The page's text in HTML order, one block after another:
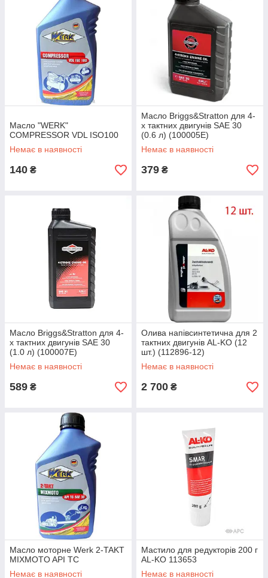
Масло "WERK"
COMPRESSOR VDL ISO100
Немає в наявності
140 ₴
Масло Briggs&Stratton для 4-
х тактних двигунів SAE 30
(0.6 л) (100005E)
Немає в наявності
379 ₴
Масло Briggs&Stratton для 4-
х тактних двигунів SAE 30
(1.0 л) (100007E)
Немає в наявності
589 ₴
Олива напівсинтетична для 2
тактних двигунів AL-KO (12
шт.) (112896-12)
Немає в наявності
2 700 ₴
Масло моторне Werk 2-TAKT
MIXMOTO API TC
Немає в наявності
Мастило для редукторів 200 г
AL-KO 113653
Немає в наявності